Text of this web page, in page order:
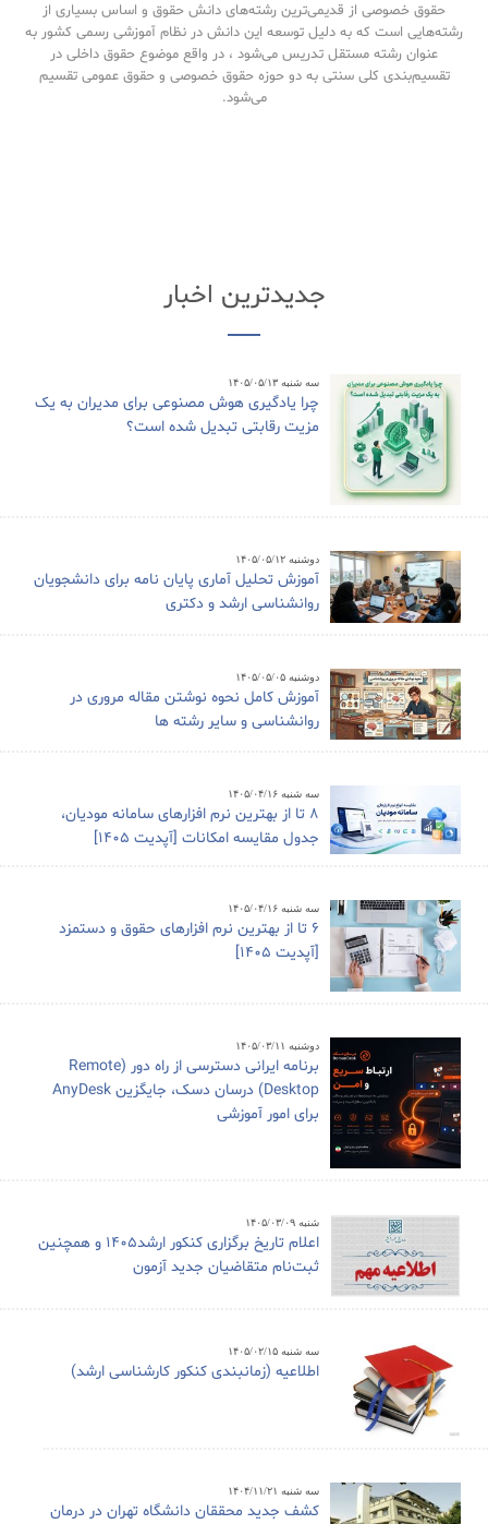
حقوق خصوصی از قدیمی‌ترین رشته‌های دانش حقوق و اساس بسیاری از
رشته‌هایی است که به دلیل توسعه این دانش در نظام آموزشی رسمی کشور به
عنوان رشته مستقل تدریس می‌شود ، در واقع موضوع حقوق داخلی در
تقسیم‌بندی کلی سنتی به دو حوزه حقوق خصوصی و حقوق‌ عمومی تقسیم
می‌شود.
جدیدترین اخبار
سه شنبه ۱۴۰۵/۰۵/۱۳
چرا یادگیری هوش مصنوعی برای مدیران به یک
مزیت رقابتی تبدیل شده است؟
دوشنبه ۱۴۰۵/۰۵/۱۲
آموزش تحلیل آماری پایان نامه برای دانشجویان
روانشناسی ارشد و دکتری
دوشنبه ۱۴۰۵/۰۵/۰۵
آموزش کامل نحوه نوشتن مقاله مروری در
روانشناسی و سایر رشته ها
سه شنبه ۱۴۰۵/۰۴/۱۶
8 تا از بهترین نرم افزارهای سامانه مودیان،
جدول مقایسه امکانات [آپدیت 1405]
سه شنبه ۱۴۰۵/۰۴/۱۶
6 تا از بهترین نرم افزارهای حقوق و دستمزد
[آپدیت 1405]
دوشنبه ۱۴۰۵/۰۳/۱۱
برنامه ایرانی دسترسی از راه دور (Remote
Desktop) درسان دسک، جایگزین AnyDesk
برای امور آموزشی
شنبه ۱۴۰۵/۰۳/۰۹
اعلام تاریخ برگزاری کنکور ارشد1405 و همچنین
ثبت‌نام متقاضیان جدید آزمون
سه شنبه ۱۴۰۵/۰۲/۱۵
اطلاعیه (زمانبندی کنکور کارشناسی ارشد)
سه شنبه ۱۴۰۴/۱۱/۲۱
کشف جدید محققان دانشگاه تهران در درمان